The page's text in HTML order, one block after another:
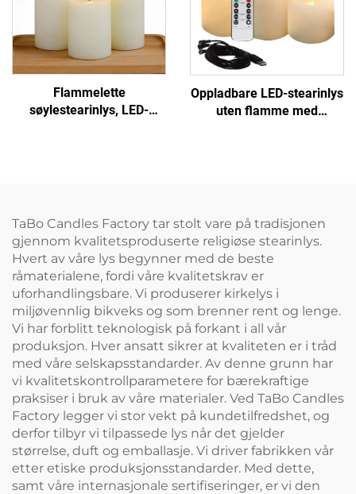
Flammelette
søylestearinlys, LED-
Oppladbare LED-stearinlys
uten flamme med
TaBo Candles Factory tar stolt vare på tradisjonen
gjennom kvalitetsproduserte religiøse stearinlys.
Hvert av våre lys begynner med de beste
råmaterialene, fordi våre kvalitetskrav er
uforhandlingsbare. Vi produserer kirkelys i
miljøvennlig bikveks og som brenner rent og lenge.
Vi har forblitt teknologisk på forkant i all vår
produksjon. Hver ansatt sikrer at kvaliteten er i tråd
med våre selskapsstandarder. Av denne grunn har
vi kvalitetskontrollparametere for bærekraftige
praksiser i bruk av våre materialer. Ved TaBo Candles
Factory legger vi stor vekt på kundetilfredshet, og
derfor tilbyr vi tilpassede lys når det gjelder
størrelse, duft og emballasje. Vi driver fabrikken vår
etter etiske produksjonsstandarder. Med dette,
samt våre internasjonale sertifiseringer, er vi den